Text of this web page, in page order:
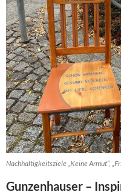
Nachhaltigkeitsziele „Keine Armut“,
Gunzenhauser –